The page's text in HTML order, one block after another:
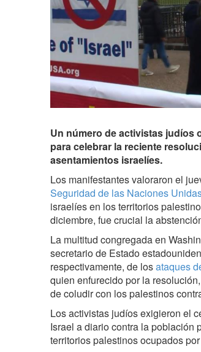
Un número de activistas judíos
para celebrar la reciente
asentamientos israelíes.
Los manifestantes valoraron el
Seguridad de las Naciones
israelíes en los territorios
diciembre, fue crucial la
La multitud congregada en
secretario de Estado
respectivamente, de losataques
quien enfurecido por la
de coludir con los palestinos
Los activistas judíos exigieron el
Israel a diario contra la población
territorios palestinos ocupados